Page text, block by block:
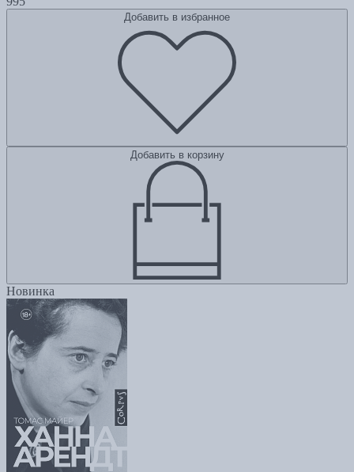
Добавить в избранное
Добавить в корзину
Новинка